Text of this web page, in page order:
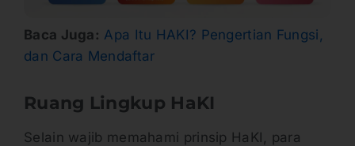
Baca Juga: Apa Itu HAKI? Pengertian Fungsi,
dan Cara Mendaftar
Ruang Lingkup HaKI
Selain wajib memahami prinsip HaKI, para